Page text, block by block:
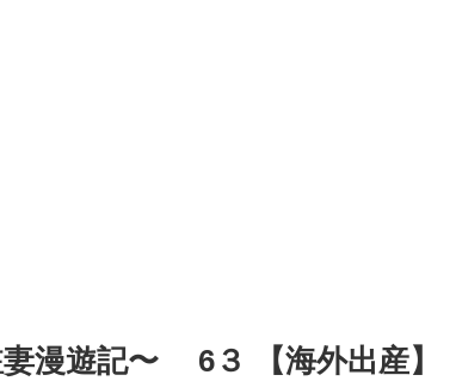
漫遊記〜 6３ 【海外出産】